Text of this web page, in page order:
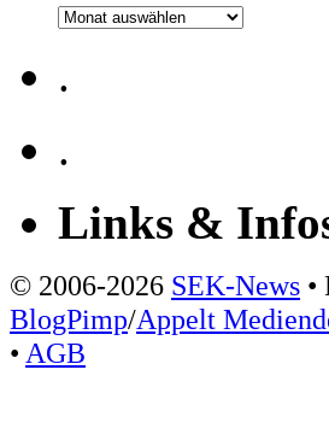
Archiv
.
.
Links &
© 2006-2026 SEK-News •
BlogPimp/Appelt
• AGB